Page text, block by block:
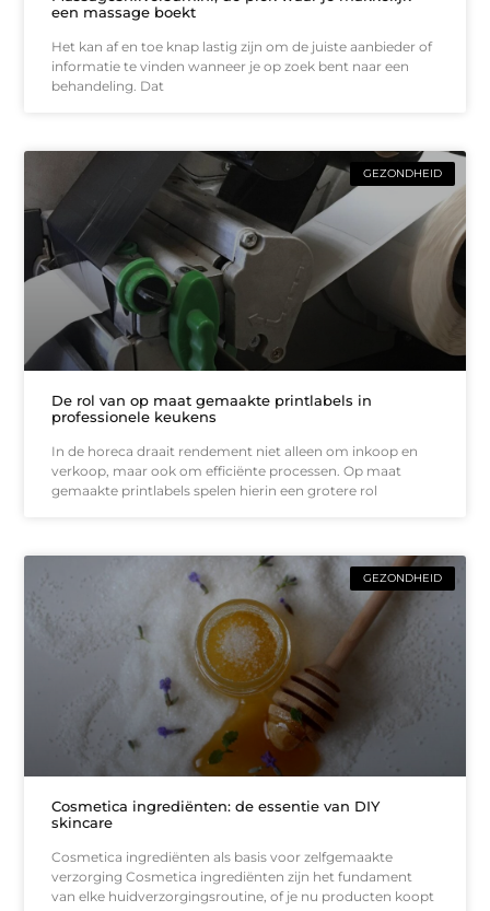
een massage boekt
Het kan af en toe knap lastig zijn om de juiste aanbieder of
informatie te vinden wanneer je op zoek bent naar een
behandeling. Dat
GEZONDHEID
De rol van op maat gemaakte printlabels in
professionele keukens
In de horeca draait rendement niet alleen om inkoop en
verkoop, maar ook om efficiënte processen. Op maat
gemaakte printlabels spelen hierin een grotere rol
GEZONDHEID
Cosmetica ingrediënten: de essentie van DIY
skincare
Cosmetica ingrediënten als basis voor zelfgemaakte
verzorging Cosmetica ingrediënten zijn het fundament
van elke huidverzorgingsroutine, of je nu producten koopt